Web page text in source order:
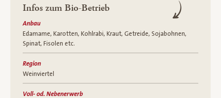
Infos zum Bio-Betrieb
Anbau
Edamame, Karotten, Kohlrabi, Kraut, Getreide, Sojabohnen,
Spinat, Fisolen etc.
Region
Weinviertel
Voll- od. Nebenerwerb